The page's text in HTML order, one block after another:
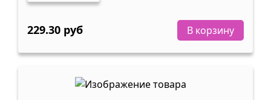
229.30 руб В корзину